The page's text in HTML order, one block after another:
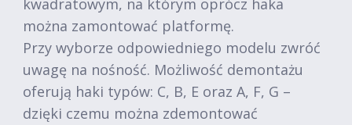
kwadratowym, na którym oprócz haka
można zamontować platformę.
Przy wyborze odpowiedniego modelu zwróć
uwagę na nośność. Możliwość demontażu
oferują haki typów: C, B, E oraz A, F, G –
dzięki czemu można zdemontować